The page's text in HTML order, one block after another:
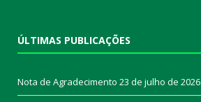
ÚLTIMAS PUBLICAÇÕES
Nota de Agradecimento 23 de julho de 2026